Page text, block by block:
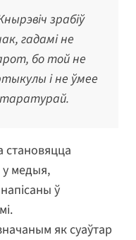
зрабіў
гадамі не
бо той не
і не ўмее
становяцца
у медыя,
ў
як суаўтар